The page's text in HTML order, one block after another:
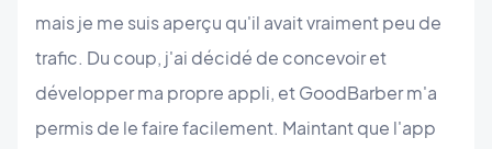
mais je me suis aperçu qu'il avait vraiment peu de
trafic. Du coup, j'ai décidé de concevoir et
développer ma propre appli, et GoodBarber m'a
permis de le faire facilement. Maintant que l'app